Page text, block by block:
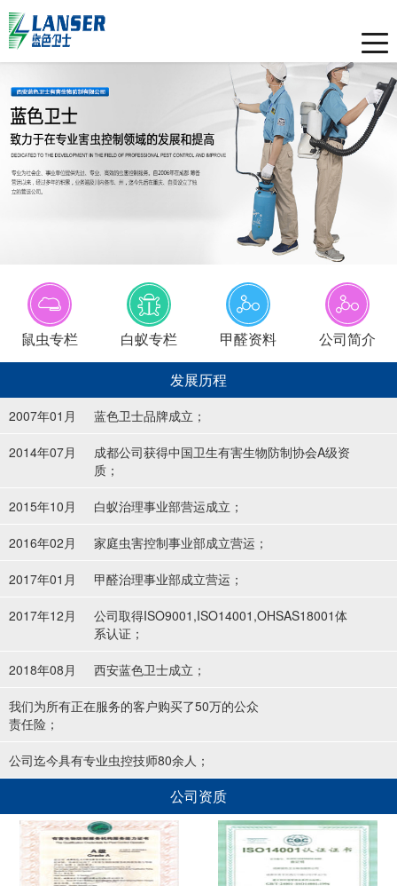
Toggle
鼠虫专栏 白蚁专栏 甲醛资料 公司简介
发展历程
2007年01月 蓝色卫士品牌成立；
2014年07月
成都公司获得中国卫生有害生物防制协会A级资
质；
2015年10月 白蚁治理事业部营运成立；
2016年02月 家庭虫害控制事业部成立营运；
2017年01月 甲醛治理事业部成立营运；
2017年12月
公司取得ISO9001,ISO14001,OHSAS18001体
系认证；
2018年08月 西安蓝色卫士成立；
我们为所有正在服务的客户购买了50万的公众
责任险；
公司迄今具有专业虫控技师80余人；
公司资质